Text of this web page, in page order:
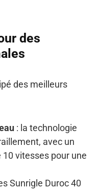
des
des meilleurs
: la technologie
avec un
vitesses pour une
Sunrigle Duroc 40